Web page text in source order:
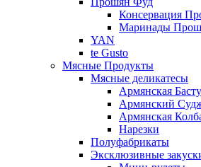
Консервация
Маринады
YAN
te Gusto
Мясные Продукты
Мясные деликатесы
Армянская
Армянский
Армянская
Нарезки
Полуфабрикаты
Эксклюзивные